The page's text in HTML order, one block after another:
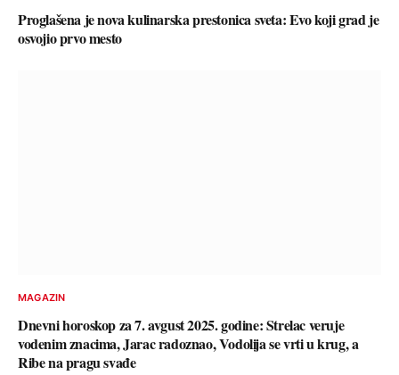
Proglašena je nova kulinarska prestonica sveta: Evo koji grad je
osvojio prvo mesto
MAGAZIN
Dnevni horoskop za 7. avgust 2025. godine: Strelac veruje
vodenim znacima, Jarac radoznao, Vodolija se vrti u krug, a
Ribe na pragu svađe